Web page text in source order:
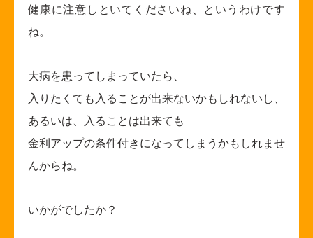
健康に注意しといてくださいね、というわけです
ね。
大病を患ってしまっていたら、
入りたくても入ることが出来ないかもしれないし、
あるいは、入ることは出来ても
金利アップの条件付きになってしまうかもしれませ
んからね。
いかがでしたか？